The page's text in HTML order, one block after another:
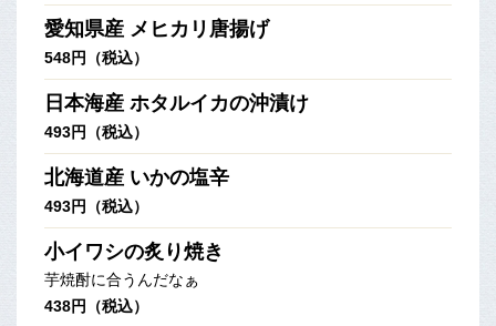
愛知県産 メヒカリ唐揚げ
548円（税込）
日本海産 ホタルイカの沖漬け
493円（税込）
北海道産 いかの塩辛
493円（税込）
小イワシの炙り焼き
芋焼酎に合うんだなぁ
438円（税込）